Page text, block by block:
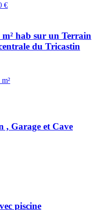
€
hab sur un Terrain
du Tricastin
, Garage et Cave
piscine